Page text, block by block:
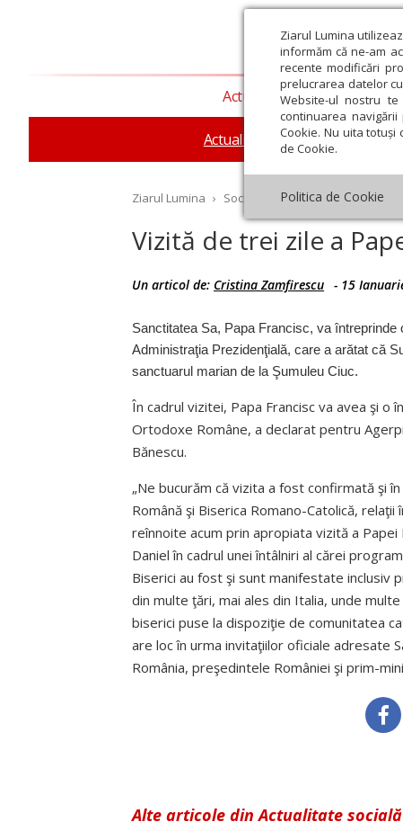
Ziarul Lumina
informăm că ne-am
recente modificări
prelucrarea datelor
Website-ul nostru
continuarea
Cookie. Nu uita
de Cookie.
Politica de Cookie
Actualitate religioasă
Actualitate socială
Ziarul Lumina › Societate › Actualitate socială
Vizită de trei zile a
Un articol de: Cristina Zamfirescu - 15
Sanctitatea Sa, Papa Francisc, va
Administraţia Prezidenţială, care a arătat că
sanctuarul marian de la Şumuleu Ciuc.
În cadrul vizitei, Papa Francisc va avea şi
Ortodoxe Române, a declarat pentru
Bănescu.
„Ne bucurăm că vizita a fost confirmată şi
Română şi Biserica Romano-Catolică,
reînnoite acum prin apropiata vizită a
Daniel în cadrul unei întâlniri al cărei
Biserici au fost şi sunt manifestate inclusiv
din multe ţări, mai ales din Italia, unde
biserici puse la dispoziţie de comunitatea
are loc în urma invitaţiilor oficiale adresate
România, preşedintele României şi prim-
Alte articole din Actualitate socială
Octombrie Noiembrie Decembrie